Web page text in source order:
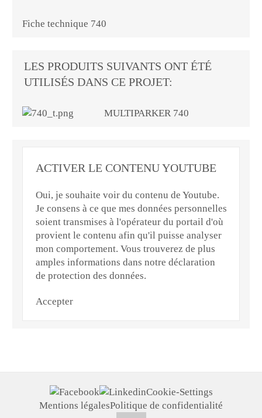
Fiche technique 740
LES PRODUITS SUIVANTS ONT ÉTÉ
UTILISÉS DANS CE PROJET:
MULTIPARKER 740
ACTIVER LE CONTENU YOUTUBE
Oui, je souhaite voir du contenu de Youtube.
Je consens à ce que mes données personnelles
soient transmises à l'opérateur du portail d'où
provient le contenu afin qu'il puisse analyser
mon comportement. Vous trouverez de plus
amples informations dans notre déclaration
de protection des données.
Accepter
Cookie-Settings
Mentions légalesPolitique de confidentialité